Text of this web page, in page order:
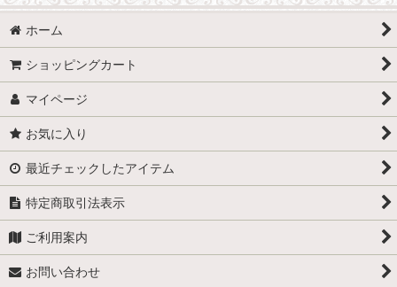
ホーム
ショッピングカート
マイページ
お気に入り
最近チェックしたアイテム
特定商取引法表示
ご利用案内
お問い合わせ